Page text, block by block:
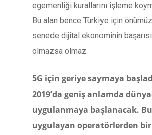
egemenliği kurallarını işleme
Bu alan bence Türkiye için
senede dijital ekonominin
olmazsa olmaz.
5G için geriye saymaya
2019’da geniş anlamda
uygulanmaya başlanacak.
uygulayan operatörlerden